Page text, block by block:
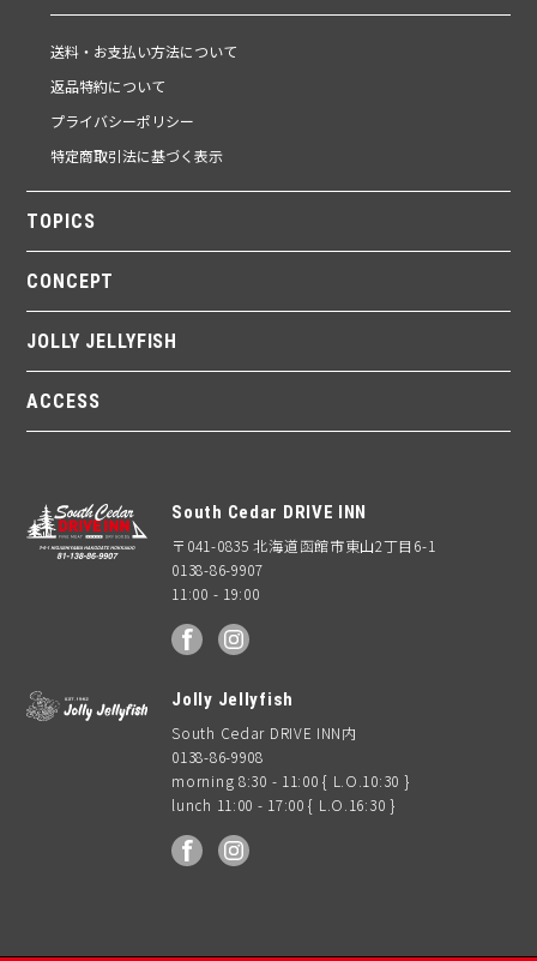
送料・お支払い方法について
返品特約について
プライバシーポリシー
特定商取引法に基づく表示
TOPICS
CONCEPT
JOLLY JELLYFISH
ACCESS
South Cedar DRIVE INN
〒041-0835 北海道函館市東山2丁目6-1
0138-86-9907
11:00 - 19:00
facebook
Jolly Jellyfish
South Cedar DRIVE INN内
0138-86-9908
morning 8:30 - 11:00 { L.O.10:30 }
lunch 11:00 - 17:00 { L.O.16:30 }
facebook